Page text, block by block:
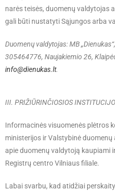
narės teisės, duomenų valdytojas
gali būti nustatyti Sąjungos arba
Duomenų valdytojas: MB
305464776, Naujakiemio 26,
info@dienukas.lt.
III. PRIŽIŪRINČIOSIOS
Informacinės visuomenės plėtros
ministerijos ir Valstybinė
apie duomenų valdytoją kaupiami
Registrų centro Vilniaus filiale.
Labai svarbu, kad atidžiai